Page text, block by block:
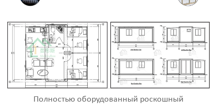
Полностью оборудованный роскошный